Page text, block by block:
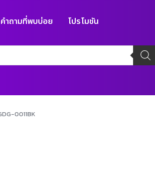
คำถามที่พบบ่อย โปรโมชัน
0011BK